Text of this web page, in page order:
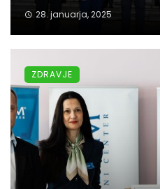
28. januarja, 2025
ZDRAVJE